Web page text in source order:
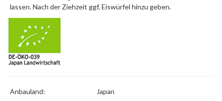
lassen. Nach der Ziehzeit ggf. Eiswürfel hinzu geben.
Anbauland:
Japan